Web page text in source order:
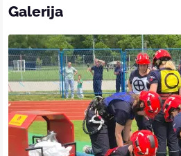
Galerija